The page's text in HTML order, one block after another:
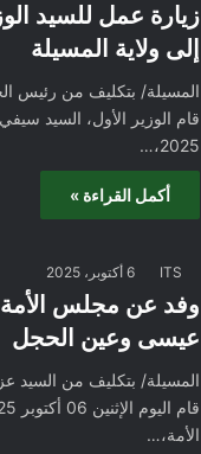
زيارة عمل للسيد
إلى ولاية المسيلة
المسيلة/ بتكليف من رئيس
2025،…
أكمل القراءة »
ITS 6 أكتوبر، 2025
وفد عن مجلس
عيسى وعين الحجل
المسيلة/ بتكليف من السيد
الأمة،…